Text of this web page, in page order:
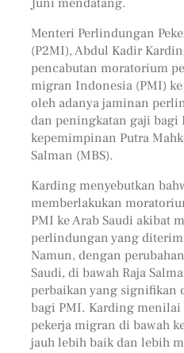
Menteri Perlindungan
(P2MI), Abdul Kadir
pencabutan moratorium
migran Indonesia (PMI)
oleh adanya jaminan
dan peningkatan gaji bagi
kepemimpinan Putra
Salman (MBS).
Karding menyebutkan
memberlakukan
PMI ke Arab Saudi akibat
perlindungan yang
Namun, dengan
Saudi, di bawah Raja
perbaikan yang signifikan
bagi PMI. Karding
pekerja migran di bawah
jauh lebih baik dan lebih